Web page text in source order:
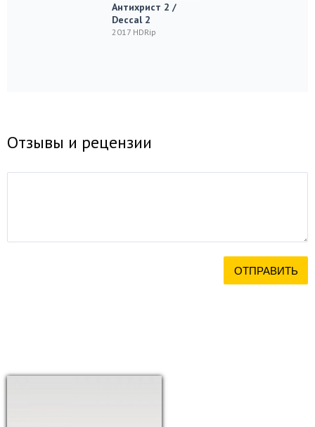
Антихрист 2 /
Deccal 2
2017 HDRip
Отзывы и рецензии